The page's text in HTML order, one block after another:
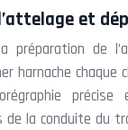
et
préparation de
harnache chaque
précise
de la conduite du